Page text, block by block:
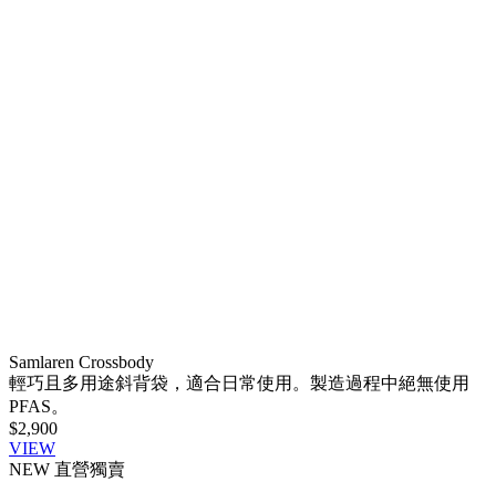
Samlaren Crossbody
輕巧且多用途斜背袋，適合日常使用。製造過程中絕無使用
PFAS。
$2,900
VIEW
NEW 直營獨賣